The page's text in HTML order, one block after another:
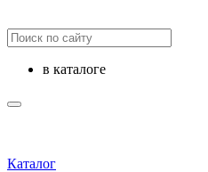
в каталоге
Каталог